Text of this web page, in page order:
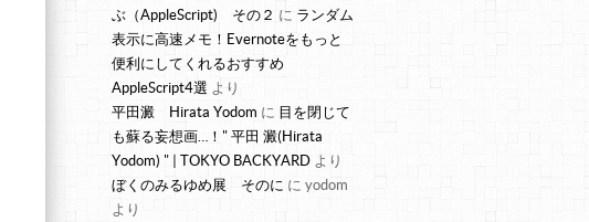
ぶ（AppleScript) その２ に ランダム
表示に高速メモ！Evernoteをもっと
便利にしてくれるおすすめ
AppleScript4選 より
平田澱 Hirata Yodom に 目を閉じて
も蘇る妄想画…！" 平田 澱(Hirata
Yodom) " | TOKYO BACKYARD より
ぼくのみるゆめ展 そのに に yodom
より